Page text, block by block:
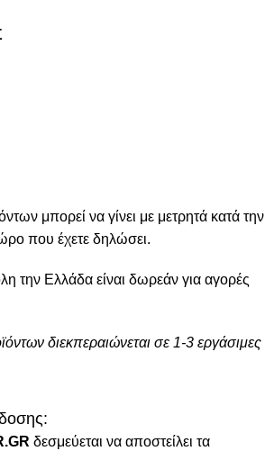
μπορεί να γίνει με μετρητά κατά την
που έχετε δηλώσει.
την Ελλάδα είναι δωρεάν για αγορές
διεκπεραιώνεται σε 1-3 εργάσιμες
δεσμεύεται να αποστείλει τα